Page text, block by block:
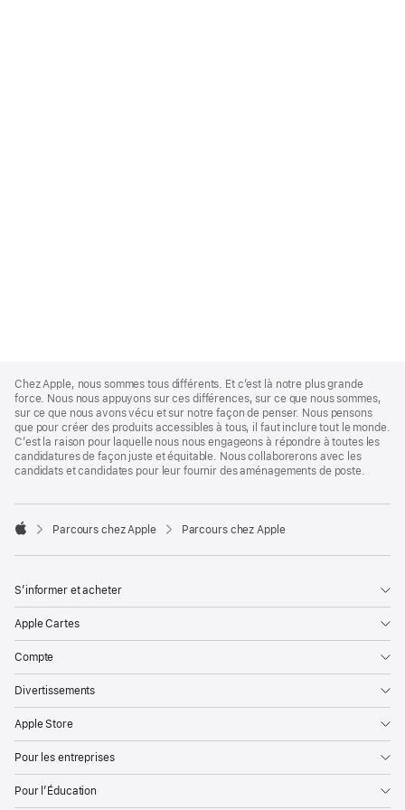
Footer
Chez Apple, nous sommes tous différents. Et c’est là notre plus grande
force. Nous nous appuyons sur ces différences, sur ce que nous sommes,
sur ce que nous avons vécu et sur notre façon de penser. Nous pensons
que pour créer des produits accessibles à tous, il faut inclure tout le monde.
C’est la raison pour laquelle nous nous engageons à répondre à toutes les
candidatures de façon juste et équitable. Nous collaborerons avec les
candidats et candidates pour leur fournir des aménagements de poste.

Parcours chez Apple Parcours chez Apple
S’informer et acheter
Apple Cartes
Compte
Divertissements
Apple Store
Pour les entreprises
Pour l’Éducation